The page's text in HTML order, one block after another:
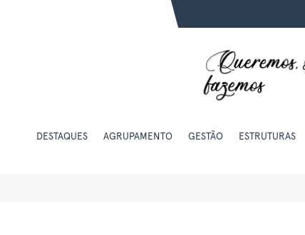
DESTAQUES AGRUPAMENTO GESTÃO ESTRUTURAS